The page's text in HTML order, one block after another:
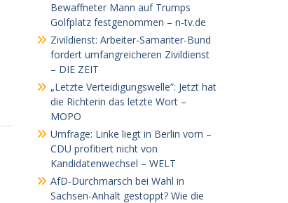
Bewaffneter Mann auf Trumps
Golfplatz festgenommen – n-tv.de
Zivildienst: Arbeiter-Samariter-Bund
fordert umfangreicheren Zivildienst
– DIE ZEIT
„Letzte Verteidigungswelle”: Jetzt hat
die Richterin das letzte Wort –
MOPO
Umfrage: Linke liegt in Berlin vorn –
CDU profitiert nicht von
Kandidatenwechsel – WELT
AfD-Durchmarsch bei Wahl in
Sachsen-Anhalt gestoppt? Wie die